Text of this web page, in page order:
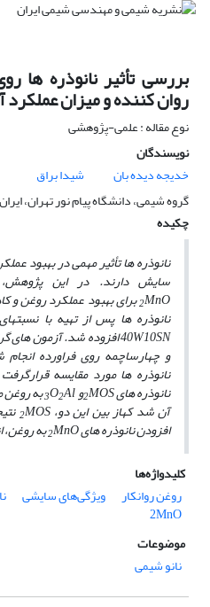
بررسی تأثیر نانوذره ها
روان کننده و میزان
نوع مقاله : علمی-پژوهشی
نویسندگان
خدیجه دیده بان
شیدا براق
گروه شیمی، دانشگاه پیام نور تهران، ایران
چکیده
نانوذره­ ها تأثیر مهمی در بهبود
سایش دارند. در این
2MnO برای بهبود عملکرد روغن
نانوذره ها پس ازتهیه با
40W10SN افزوده شد. آزمون های
و چهارساچمه روی فراورده
نانوذره ­ها مورد مقایسه
نانوذره­ های 2MOS و 3O2Al به روغن
آن شد کهاز بین این دو، 2MOS
افزودن نانوذره­ های 2MnO به روغن،
کلیدواژه‌ها
روغن روانکار
ویژگی‌های سایشی
2MnO
موضوعات
نانو شیمی